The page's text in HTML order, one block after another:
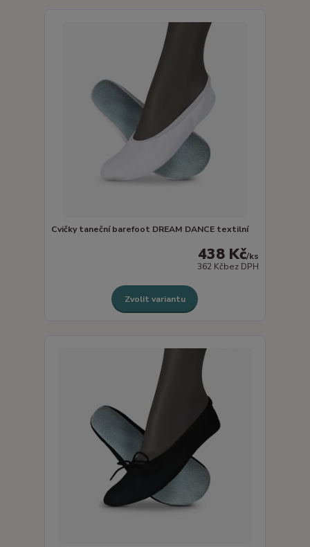
Cvičky taneční barefoot DREAM DANCE textilní
438 Kč/ks
362 Kčbez DPH
Zvolit variantu